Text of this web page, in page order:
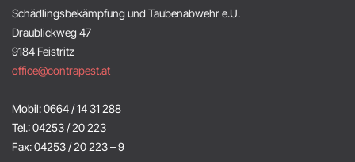
Schädlingsbekämpfung und Taubenabwehr e.U.
Draublickweg 47
9184 Feistritz
office@contrapest.at
Mobil: 0664 / 14 31 288
Tel.: 04253 / 20 223
Fax: 04253 / 20 223 – 9